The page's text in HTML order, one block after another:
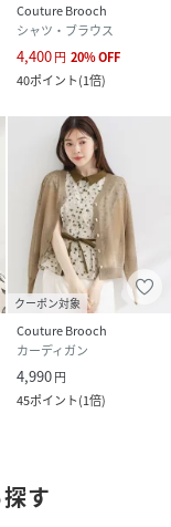
Couture Brooch
シャツ・ブラウス
4,400円 20%OFF
40ポイント(1倍)
クーポン対象
Couture Brooch
カーディガン
4,990円
45ポイント(1倍)
す